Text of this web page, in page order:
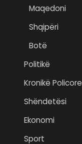
Maqedoni
Shqipëri
Botë
Politikë
Kronikë Policore
Shëndetësi
Ekonomi
Sport